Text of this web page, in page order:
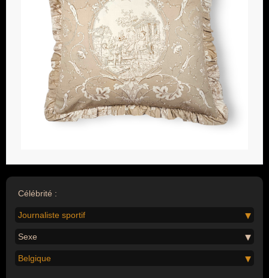
Célébrité :
Journaliste sportif
Sexe
Belgique